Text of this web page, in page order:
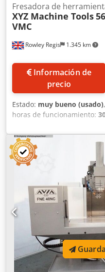
Rowley Regis 1.345 km
Fresadora de
XYZ Machine Tools
VMC
Información de
precio
Estado: muy bueno (usado)
horas de funcionamiento:
Vertical XYZ 560 Mini Mill
2015 Control Siemens
educativo, menos de 300
husillo: 8.000 rpm
Cono del husillo: BT40
posiciones Tiempo de
Recorrido eje X: 560 mm
R Srgs Ad Norf Recorrido
mesa: 610 x 370 mm
Rapidez de ejes XYZ: 20 m/
m/min Carga máxima sobre
mm Peso de la máquina:
Machinery Ltd* Nº de
de serie de la máquina:
Aunque se ha realizado